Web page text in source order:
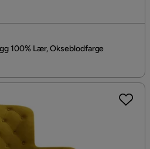
100% Lær, Okseblodfarge